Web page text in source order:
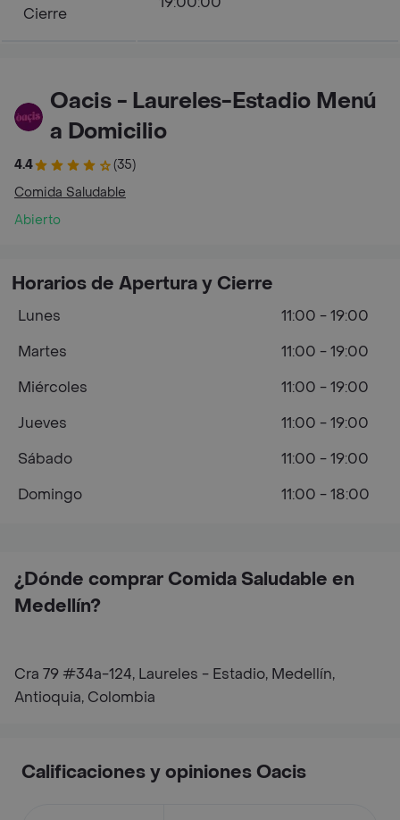
Cierre
Oacis - Laureles-Estadio Menú
a Domicilio
4.4
(35)
Comida Saludable
Abierto
¿Dónde comprar Comida Saludable en
Medellín?
Cra 79 #34a-124, Laureles - Estadio, Medellín,
Antioquia, Colombia
Horarios de Apertura y Cierre
Lunes
11:00 - 19:00
Martes
11:00 - 19:00
Miércoles
11:00 - 19:00
Jueves
11:00 - 19:00
Sábado
11:00 - 19:00
Domingo
11:00 - 18:00
Calificaciones y opiniones Oacis